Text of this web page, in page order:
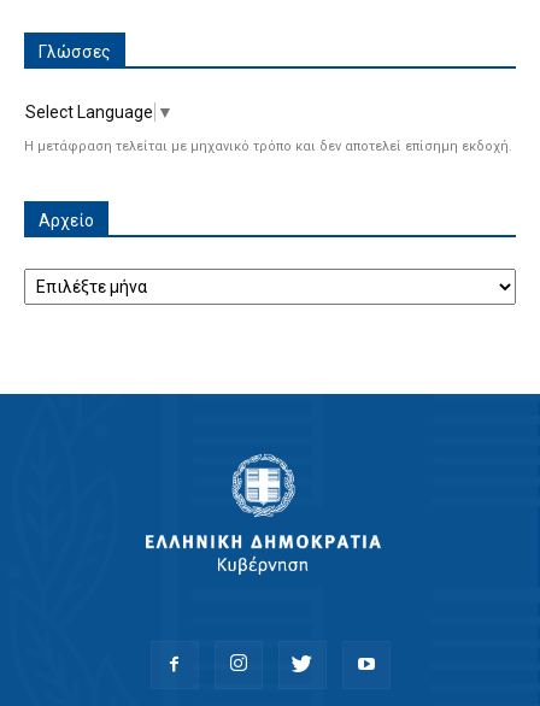
Γλώσσες
Select Language ▼
Η μετάφραση τελείται με μηχανικό τρόπο και δεν αποτελεί επίσημη εκδοχή.
Αρχείο
Αρχείο